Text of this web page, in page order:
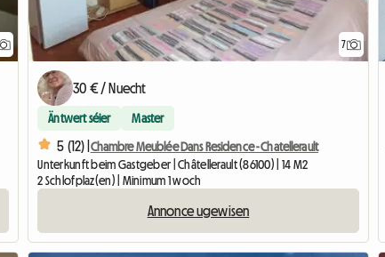
7
30 € / Nuecht
Äntwert séier Master
5 (12) | Chambre Meublée Dans Residence - Chatellerault
Unterkunft beim Gastgeber | Châtellerault (86100) | 14 M2
2 Schlofplaz(en) | Minimum 1 woch
Annonce ugewisen